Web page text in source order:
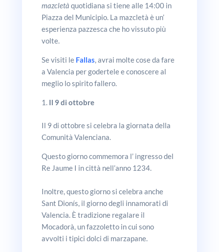
mazcletà quotidiana si tiene alle 14:00 in
Piazza del Municipio. La mazcletà è un’
esperienza pazzesca che ho vissuto più
volte.
Se visiti le Fallas , avrai molte cose da fare
a Valencia per godertele e conoscere al
meglio lo spirito fallero.
Il 9 di ottobre
Il 9 di ottobre si celebra la giornata della
Comunità Valenciana.
Questo giorno commemora l’ ingresso del
Re Jaume I in città nell’anno 1234.
Inoltre, questo giorno si celebra anche
Sant Dionís, il giorno degli innamorati di
Valencia. È tradizione regalare il
Mocadorà, un fazzoletto in cui sono
avvolti i tipici dolci di marzapane.